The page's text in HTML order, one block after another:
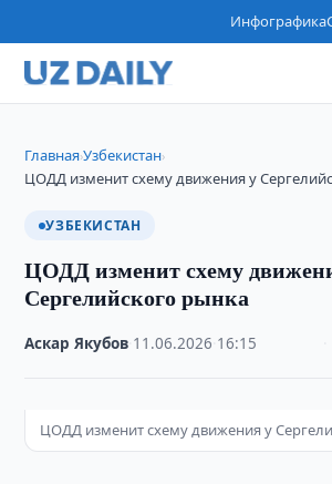
Инфографика
Главная›Узбекистан›
ЦОДД изменит схему движения у
УЗБЕКИСТАН
ЦОДД изменит схему
Сергелийского рынка
Аскар Якубов 11.06.2026 16:15
ЦОДД изменит схему движения у